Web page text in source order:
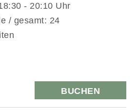
- 20:10 Uhr
/ gesamt: 24
BUCHEN